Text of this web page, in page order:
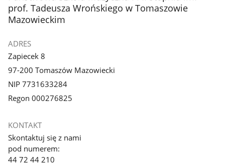
prof. Tadeusza Wrońskiego w Tomaszowie
Mazowieckim
ADRES
Zapiecek 8
97-200 Tomaszów Mazowiecki
NIP 7731633284
Regon 000276825
KONTAKT
Skontaktuj się z nami
pod numerem:
44 72 44 210